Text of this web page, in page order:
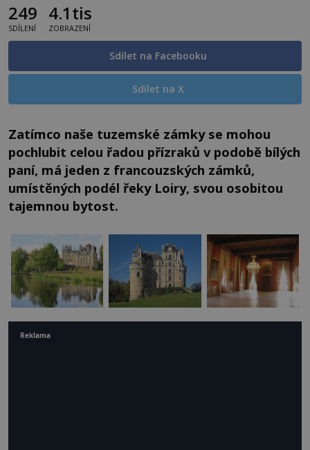
249
SDÍLENÍ
4.1tis
ZOBRAZENÍ
Sdílet na Facebooku
Sdílet na X
Zatímco naše tuzemské zámky se mohou
pochlubit celou řadou přízraků v podobě bílých
paní, má jeden z francouzských zámků,
umístěných podél řeky Loiry, svou osobitou
tajemnou bytost.
Reklama